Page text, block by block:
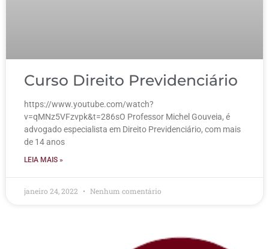
Curso Direito Previdenciário
https://www.youtube.com/watch?
v=qMNz5VFzvpk&t=286sO Professor Michel Gouveia, é
advogado especialista em Direito Previdenciário, com mais
de 14 anos
LEIA MAIS »
janeiro 24, 2022 Nenhum comentário